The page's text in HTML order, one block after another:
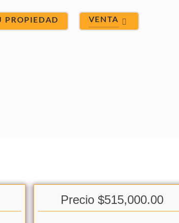
PROPIEDAD VENTA
Precio $515,000.00